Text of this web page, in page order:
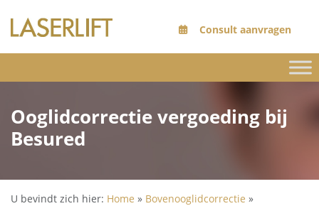
Consult aanvragen
Ooglidcorrectie vergoeding bij
Besured
U bevindt zich hier: Home » Bovenooglidcorrectie »